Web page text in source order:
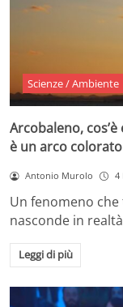
Scienze / Ambiente
Arcobaleno,
è un arco
Antonio Murolo 4
Un fenomeno
nasconde in
Leggi di più